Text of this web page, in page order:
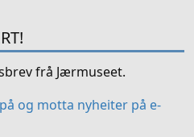
frå Jærmuseet.
og motta nyheiter på e-